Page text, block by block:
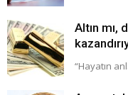
Altın mı,
“Hayatın